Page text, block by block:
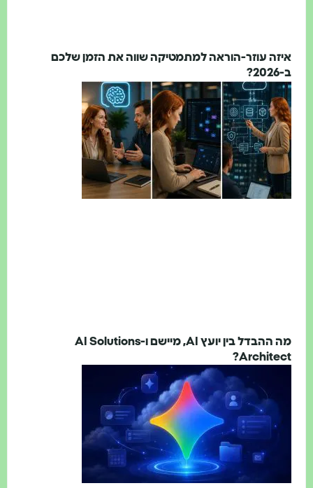
עוזר-הוראה למתמטיקה שווה את הזמן שלכם
מה ההבדל בין יועץ AI, מיישם ו-AI Solutions